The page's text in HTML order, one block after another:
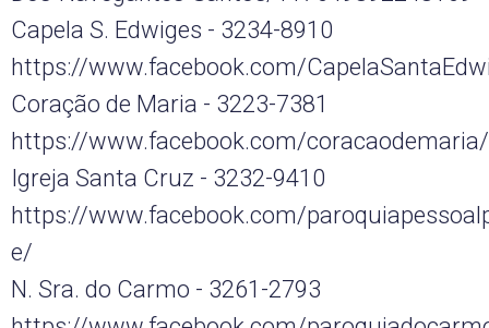
Capela S. Edwiges - 3234-8910
https://www.facebook.com/
Coração de Maria - 3223-7381
https://www.facebook.com/coracaodemaria/
Igreja Santa Cruz - 3232-9410
https://www.facebook.com/
e/
N. Sra. do Carmo - 3261-2793